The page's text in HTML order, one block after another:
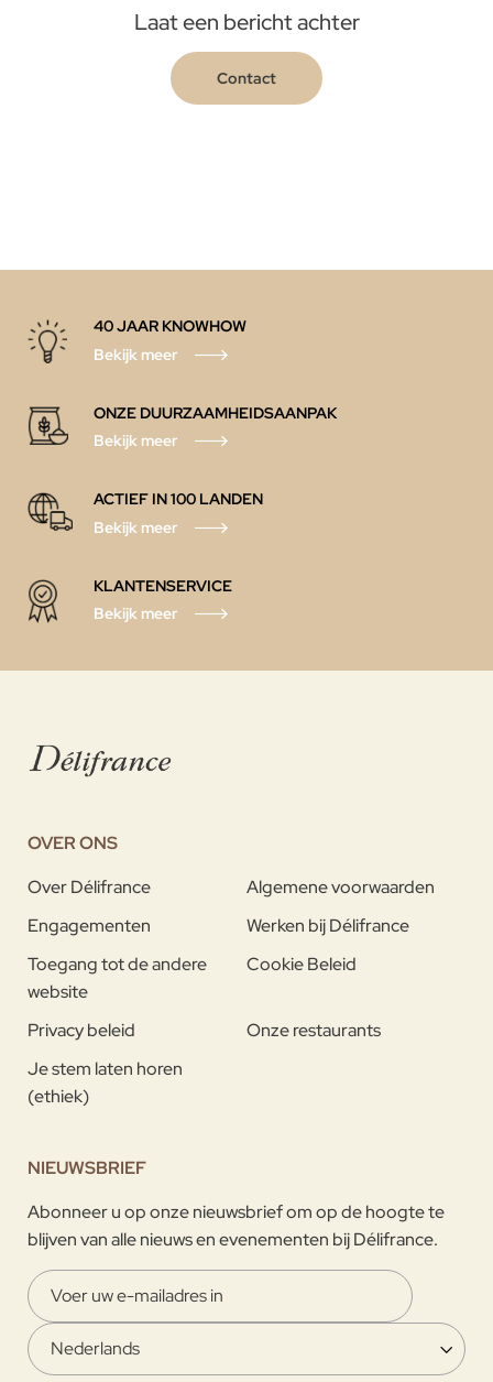
Laat een bericht achter
Contact
40 JAAR KNOWHOW
Bekijk meer
ONZE DUURZAAMHEIDSAANPAK
Bekijk meer
ACTIEF IN 100 LANDEN
Bekijk meer
KLANTENSERVICE
Bekijk meer
OVER ONS
Over Délifrance
Algemene voorwaarden
Engagementen
Werken bij Délifrance
Toegang tot de andere
website
Cookie Beleid
Privacy beleid
Onze restaurants
Je stem laten horen
(ethiek)
NIEUWSBRIEF
Abonneer u op onze nieuwsbrief om op de hoogte te
blijven van alle nieuws en evenementen bij Délifrance.